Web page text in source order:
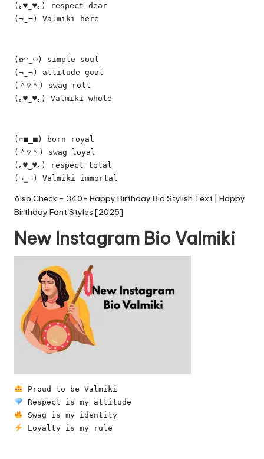
(｡♥‿♥｡) respect dear
(¬‿¬) Valmiki here
(✿◠‿◠) simple soul
(¬‿¬) attitude goal
(＾▽＾) swag roll
(｡♥‿♥｡) Valmiki whole
(⌐■_■) born royal
(＾▽＾) swag loyal
(｡♥‿♥｡) respect total
(¬‿¬) Valmiki immortal
Also Check:- 340+ Happy Birthday Bio Stylish Text | Happy
Birthday Font Styles [2025]
New Instagram Bio Valmiki
Proud to be Valmiki
Respect is my attitude
Swag is my identity
Loyalty is my rule